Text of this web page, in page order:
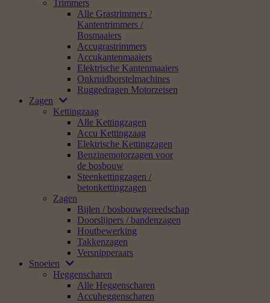
Trimmers
Alle Grastrimmers /
Kantentrimmers /
Bosmaaiers
Accugrastrimmers
Accukantenmaaiers
Elektrische Kantenmaaiers
Onkruidborstelmachines
Ruggedragen Motorzeisen
Zagen
Kettingzaag
Alle Kettingzagen
Accu Kettingzaag
Elektrische Kettingzagen
Benzinemotorzagen voor
de bosbouw
Steenkettingzagen /
betonkettingzagen
Zagen
Bijlen / bosbouwgereedschap
Doorslijpers / bandenzagen
Houtbewerking
Takkenzagen
Versnipperaars
Snoeien
Heggenscharen
Alle Heggenscharen
Accuheggenscharen